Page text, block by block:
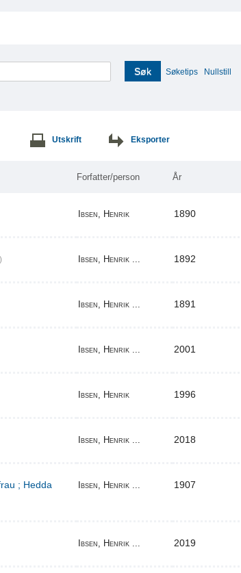
Søk Søketips Nullstill
Utskrift Eksporter
Forfatter/person År
Ibsen, Henrik 1890
Ibsen, Henrik ... 1892
Ibsen, Henrik ... 1891
Ibsen, Henrik ... 2001
Ibsen, Henrik 1996
Ibsen, Henrik ... 2018
; Hedda
Ibsen, Henrik ... 1907
Ibsen, Henrik ... 2019